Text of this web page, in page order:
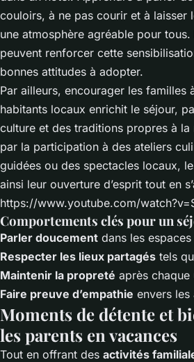
couloirs, à ne pas courir et à laisser
une atmosphère agréable pour
peuvent renforcer cette
bonnes attitudes à adopter.
Par ailleurs, encourager les familles
habitants locaux enrichit le séjour,
culture et des traditions propres à
par la participation à des ateliers
guidées ou des spectacles locaux,
ainsi leur ouverture d’esprit tout en
https://www.youtube.com/
Comportements clés pour un
Parler doucement dans les
Respecter les lieux partagés tels
Maintenir la propreté après chaque
Faire preuve d’empathie envers les
Moments de détente et
les parents en vacances
Tout en offrant des activités